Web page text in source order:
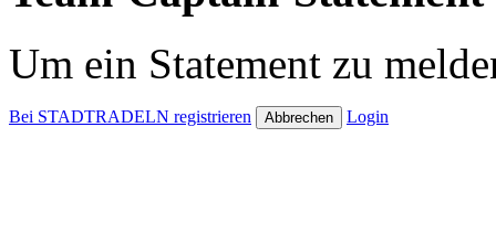
Um ein Statement zu
Bei STADTRADELN registrieren Abbrechen Login